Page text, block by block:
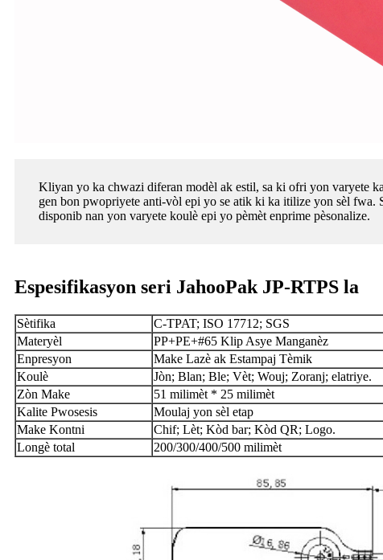
Kliyan yo ka chwazi diferan modèl ak estil, sa ki ofri yon varyete
gen bon pwopriyete anti-vòl epi yo se atik ki ka itilize yon sèl
disponib nan yon varyete koulè epi yo pèmèt enprime pèsonalize.
Espesifikasyon seri JahooPak JP-RTPS la
Sètifika
C-TPAT; ISO 17712; SGS
Materyèl
PP+PE+#65 Klip Asye Manganèz
Enpresyon
Make Lazè ak Estampaj Tèmik
Koulè
Jòn; Blan; Ble; Vèt; Wouj; Zoranj; elatriye.
Zòn Make
51 milimèt * 25 milimèt
Kalite Pwosesis
Moulaj yon sèl etap
Make Kontni
Chif; Lèt; Kòd bar; Kòd QR; Logo.
Longè total
200/300/400/500 milimèt